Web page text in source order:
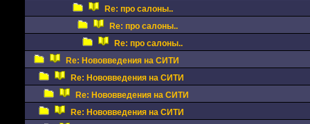
Re: про салоны..
Re: про салоны..
Re: про салоны..
Re: Нововведения на СИТИ
Re: Нововведения на СИТИ
Re: Нововведения на СИТИ
Re: Нововведения на СИТИ